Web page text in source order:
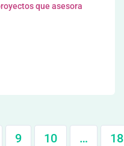
que asesora
9 10 … 18